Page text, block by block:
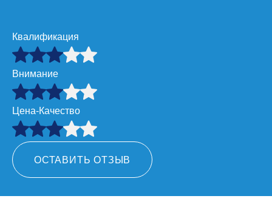
Квалификация
Внимание
Цена-Качество
ОСТАВИТЬ ОТЗЫВ